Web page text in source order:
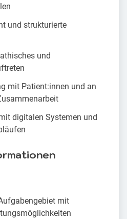
und strukturierte
und
mit Patient:innen und an
digitalen Systemen und
mit